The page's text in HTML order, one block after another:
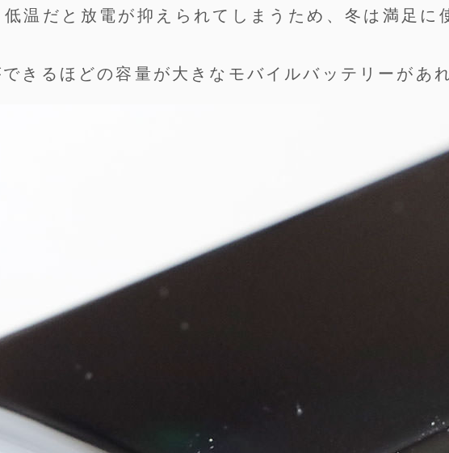
温だと放電が抑えられてしまうため、冬は満足に
きるほどの容量が大きなモバイルバッテリーがあ